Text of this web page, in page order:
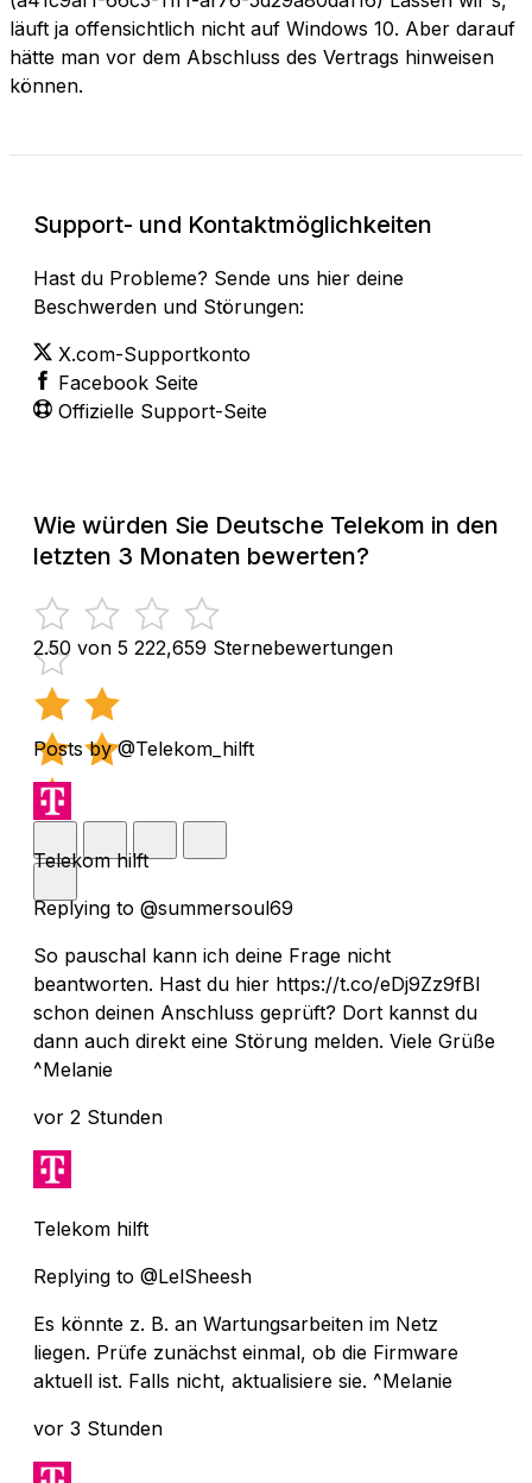
läuft ja offensichtlich nicht auf Windows 10. Aber darauf
hätte man vor dem Abschluss des Vertrags hinweisen
können.
Support- und Kontaktmöglichkeiten
Hast du Probleme? Sende uns hier deine
Beschwerden und Störungen:
X.com-Supportkonto
Facebook Seite
Offizielle Support-Seite
Wie würden Sie Deutsche Telekom in den
letzten 3 Monaten bewerten?
2.50 von 5 222,659 Sternebewertungen
Posts by @Telekom_hilft
Telekom hilft
Replying to @summersoul69
So pauschal kann ich deine Frage nicht
beantworten. Hast du hier https://t.co/eDj9Zz9fBI
schon deinen Anschluss geprüft? Dort kannst du
dann auch direkt eine Störung melden. Viele Grüße
^Melanie
vor 2 Stunden
Telekom hilft
Replying to @LelSheesh
Es könnte z. B. an Wartungsarbeiten im Netz
liegen. Prüfe zunächst einmal, ob die Firmware
aktuell ist. Falls nicht, aktualisiere sie. ^Melanie
vor 3 Stunden